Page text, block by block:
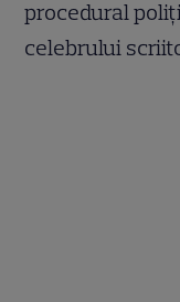
procedural
celebrului